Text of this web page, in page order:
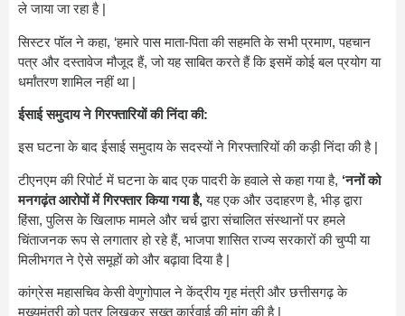
ले जाया जा रहा है |
सिस्टर पॉल ने कहा, ‘हमारे पास माता-पिता की सहमति के सभी प्रमाण, पहचान
पत्र और दस्तावेज मौजूद हैं, जो यह साबित करते हैं कि इसमें कोई बल प्रयोग या
धर्मांतरण शामिल नहीं था |
ईसाई समुदाय ने गिरफ्तारियों की निंदा की:
इस घटना के बाद ईसाई समुदाय के सदस्यों ने गिरफ्तारियों की कड़ी निंदा की है |
टीएनएम की रिपोर्ट में घटना के बाद एक पादरी के हवाले से कहा गया है, ‘ननों को
मनगढ़ंत आरोपों में गिरफ्तार किया गया है,यह एक और उदाहरण है, भीड़ द्वारा
हिंसा, पुलिस के खिलाफ मामले और चर्च द्वारा संचालित संस्थानों पर हमले
चिंताजनक रूप से लगातार हो रहे हैं, भाजपा शासित राज्य सरकारों की चुप्पी या
मिलीभगत ने ऐसे समूहों को और बढ़ावा दिया है |
कांग्रेस महासचिव केसी वेणुगोपाल ने केंद्रीय गृह मंत्री और छत्तीसगढ़ के
मुख्यमंत्री को पत्र लिखकर सख्त कार्रवाई की मांग की है |